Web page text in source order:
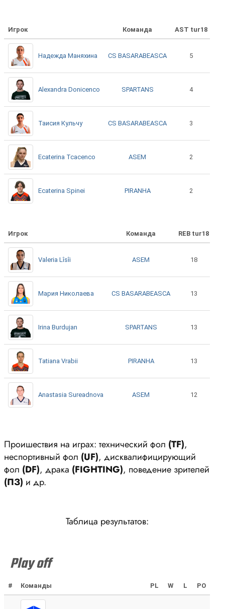
Игрок Команда AST tur18
Надежда Маняхина CS BASARABEASCA 5
Alexandra Donicenco SPARTANS 4
Таисия Кульчу CS BASARABEASCA 3
Ecaterina Tcacenco ASEM 2
Ecaterina Spinei PIRANHA 2
Игрок Команда REB tur18
Valeria Lîsîi ASEM 18
Мария Николаева CS BASARABEASCA 13
Irina Burdujan SPARTANS 13
Tatiana Vrabii PIRANHA 13
Anastasia Sureadnova ASEM 12
Проишествия на играх: технический фол (ТF),
неспортивный фол (UF), дисквалифицирующий
фол (DF), драка (FIGHTING), поведение зрителей
(ПЗ) и др.
Таблица результатов:
Play off
# Команды PL W L PO